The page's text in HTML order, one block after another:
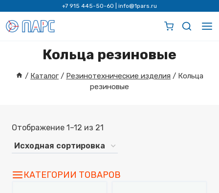
содержимому
+7 915 445-50-60 info@1pars.ru
Кольца резиновые
/ Каталог / Резинотехнические изделия / Кольца
резиновые
Отображение 1–12 из 21
КАТЕГОРИИ ТОВАРОВ